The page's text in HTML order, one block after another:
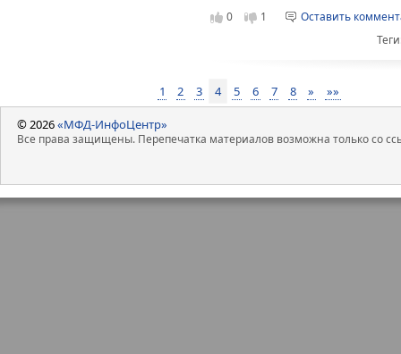
0 1
Оставить
1 2 3 4 5 6 7 8 » »»
© 2026«МФД-ИнфоЦентр»
Все права защищены. Перепечатка материалов возможна только со